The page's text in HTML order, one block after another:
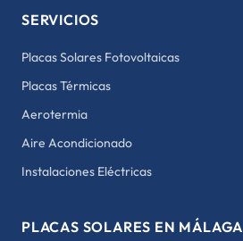
SERVICIOS
Placas Solares Fotovoltaicas
Placas Térmicas
Aerotermia
Aire Acondicionado
Instalaciones Eléctricas
PLACAS SOLARES EN MÁLAGA